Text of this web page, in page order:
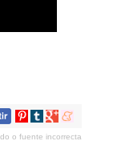
Compartir
Pinterest
Compartir
tumblr
Compartir
Google+
Compartir
meneame
o fuente incorrecta